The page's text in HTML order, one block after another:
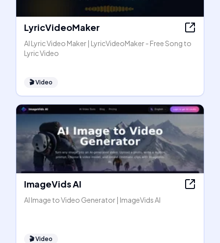
LyricVideoMaker
AI Lyric Video Maker | LyricVideoMaker - Free Song to
Lyric Video
🎬Video
ImageVids AI
AI Image to Video Generator | ImageVids AI
🎬Video